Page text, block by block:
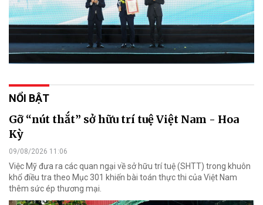
NỔI BẬT
Gỡ “nút thắt” sở hữu trí tuệ Việt Nam - Hoa
Kỳ
09/08/2026 11:06
Việc Mỹ đưa ra các quan ngại về sở hữu trí tuệ (SHTT) trong khuôn
khổ điều tra theo Mục 301 khiến bài toán thực thi của Việt Nam
thêm sức ép thương mại.